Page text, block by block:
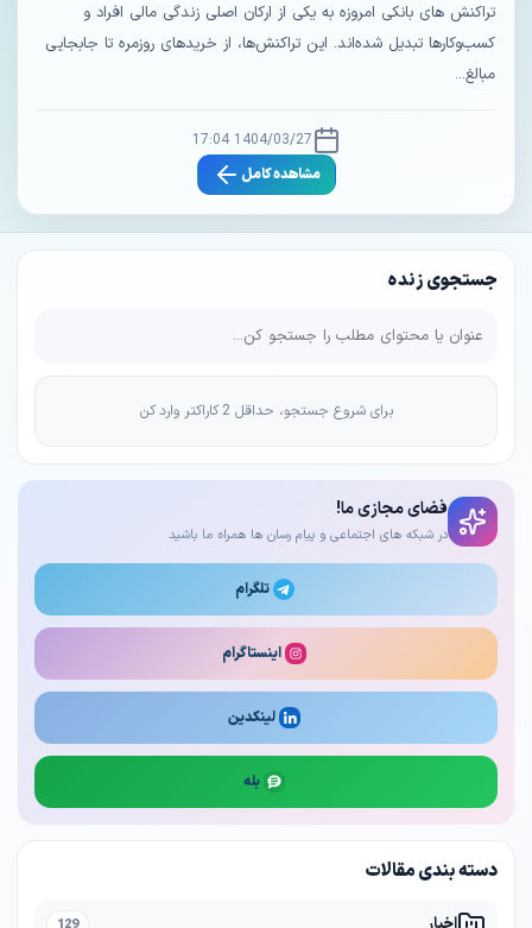
جستجوی زنده
برای شروع جستجو، حداقل 2 کاراکتر وارد کن
فضای مجازی ما!
در شبکه های اجتماعی و پیام رسان ها همراه ما باشید
تلگرام
اینستاگرام
لینکدین
بله
دسته بندی مقالات
تراکنش های بانکی امروزه به یکی از ارکان اصلی زندگی مالی افراد و
کسب‌وکارها تبدیل شده‌اند. این تراکنش‌ها، از خریدهای روزمره تا جابجایی
مبالغ...
1404/03/27 17:04
مشاهده کامل